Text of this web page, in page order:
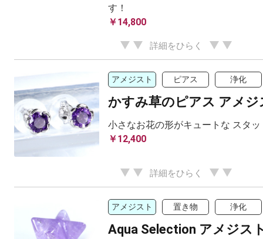
す！
￥14,800
詳細をひらく
アメジスト ピアス 浄化
かすみ草のピアス アメジ
小さなお花の形がキュートな スタ
￥12,400
詳細をひらく
アメジスト 置き物 浄化
Aqua Selection アメジス